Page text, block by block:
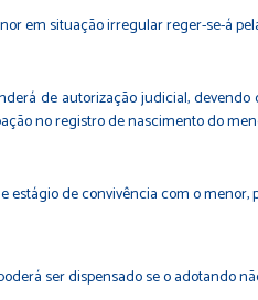
em situação irregular reger-se-á
de autorização judicial,
no registro de nascimento do
estágio de convivência com o
ser dispensado se o adotando